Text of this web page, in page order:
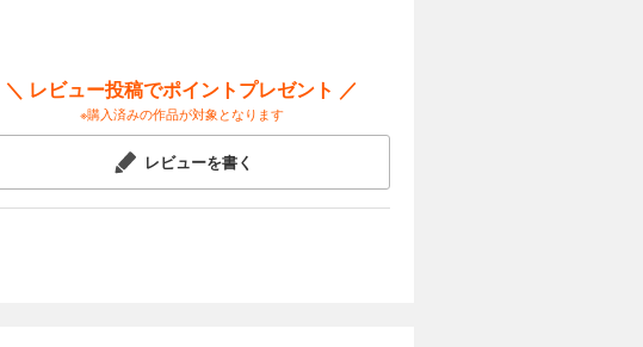
＼ レビュー投稿でポイントプレゼント ／
※購入済みの作品が対象となります
レビューを書く